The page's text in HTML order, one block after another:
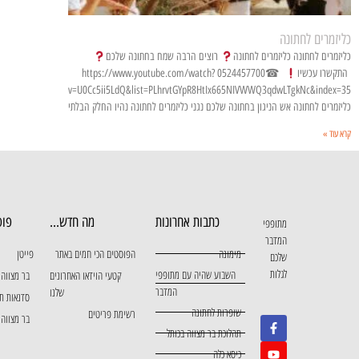
כליזמרים לחתונה
כליזמרים לחתונה כליזמרים לחתונה
רוצים הרבה שמח בחתונה שלכם
התקשרו עכשיו
☎0524457700 https://www.youtube.com/watch?
v=U0Cc5ii5LdQ&list=PLhrvtGYpR8HtIx665NIVWWQ3qdwLTgkNc&index=35
כליזמרים לחתונה אש הניגון בחתונה שלכם נגני כליזמרים לחתונה נהיו החלק הבלתי
קרא עוד »
מתופפי
המדבר
שלכם
לגלות
כתבות אחרונות
מימונה
השבוע שהיה עם מתופפי
המדבר
שופרות לחתונה
תהלוכת בר מצווה בכותל
כיסא כלה
מה חדש...
הפוסטים הכי חמים באתר
קטעי הוידאו האחרונים
שלנו
רשימת פריטים
פייטן
בר
סדנאות
בר